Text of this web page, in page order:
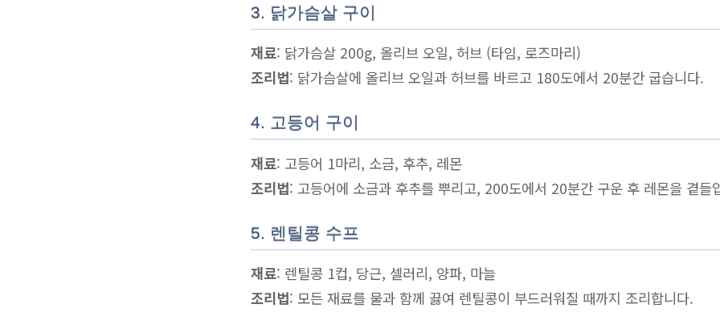
3. 닭가슴살 구이
재료: 닭가슴살 200g, 올리브 오일, 허브 (타임, 로즈마리)
조리법: 닭가슴살에 올리브 오일과 허브를 바르고 180도에서 20분간 굽습니다.
4. 고등어 구이
재료: 고등어 1마리, 소금, 후추, 레몬
조리법: 고등어에 소금과 후추를 뿌리고, 200도에서 20분간 구운 후 레몬을 곁들
5. 렌틸콩 수프
재료: 렌틸콩 1컵, 당근, 셀러리, 양파, 마늘
조리법: 모든 재료를 물과 함께 끓여 렌틸콩이 부드러워질 때까지 조리합니다.